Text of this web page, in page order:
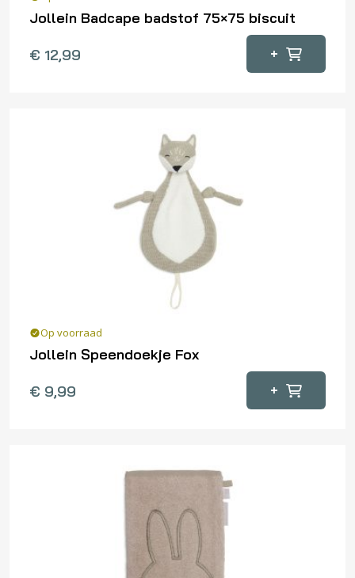
Jollein Badcape badstof 75×75 biscuit
€ 12,99 +
Op voorraad
Jollein Speendoekje Fox
€ 9,99 +